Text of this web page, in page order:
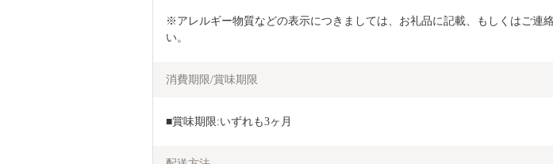
※アレルギー物質などの表示につきましては、お礼品に記載、もしくはご連
い。
消費期限/賞味期限
■賞味期限:いずれも3ヶ月